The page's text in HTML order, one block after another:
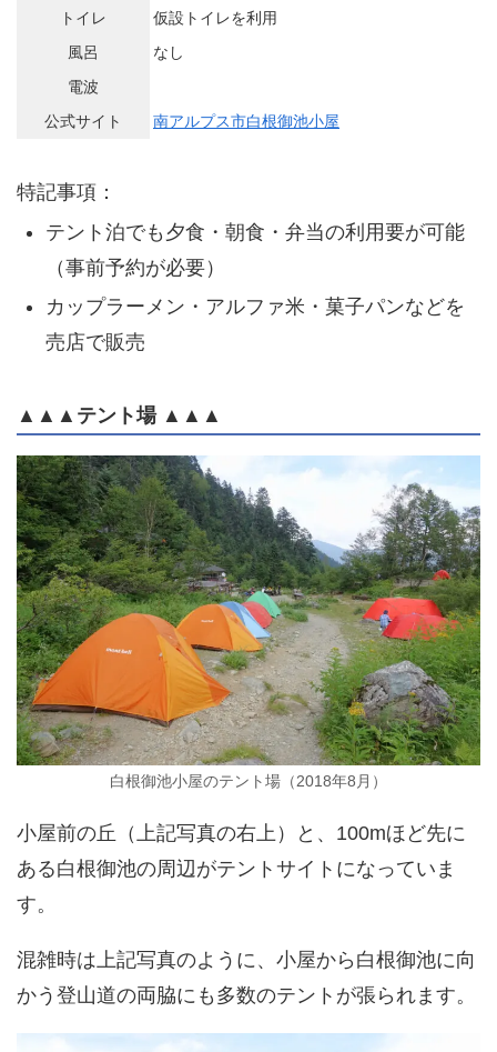
トイレ
仮設トイレを利用
風呂
なし
電波
公式サイト
南アルプス市白根御池小屋
特記事項：
テント泊でも夕食・朝食・弁当の利用要が可能
（事前予約が必要）
カップラーメン・アルファ米・菓子パンなどを
売店で販売
▲▲▲テント場 ▲▲▲
白根御池小屋のテント場（2018年8月）
小屋前の丘（上記写真の右上）と、100mほど先に
ある白根御池の周辺がテントサイトになっていま
す。
混雑時は上記写真のように、小屋から白根御池に向
かう登山道の両脇にも多数のテントが張られます。